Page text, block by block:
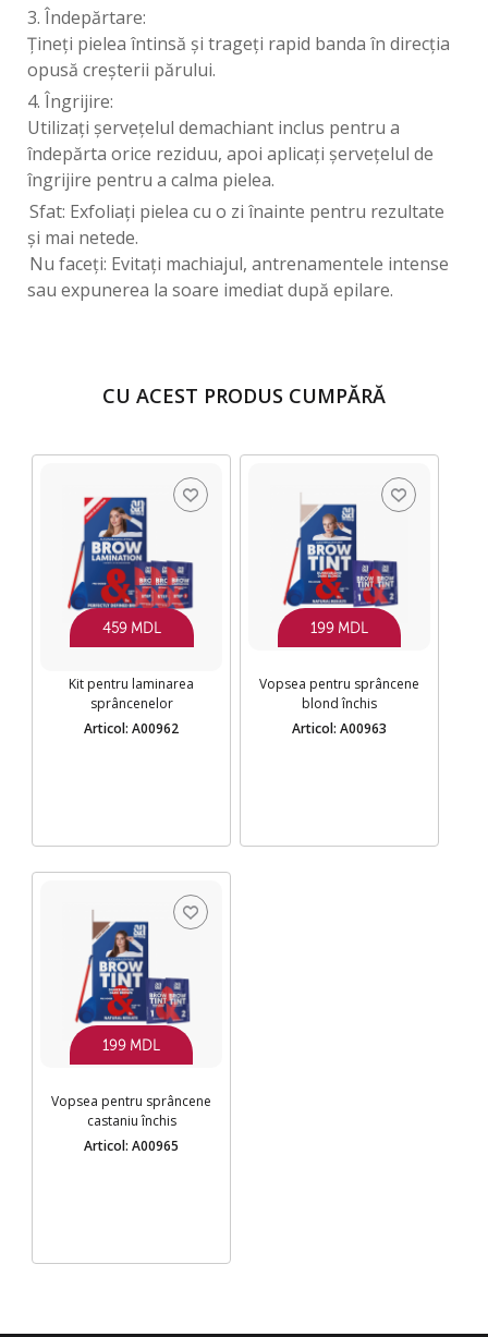
3. Îndepărtare:
Țineți pielea întinsă și trageți rapid banda în direcția
opusă creșterii părului.
4. Îngrijire:
Utilizați șervețelul demachiant inclus pentru a
îndepărta orice reziduu, apoi aplicați șervețelul de
îngrijire pentru a calma pielea.
Sfat: Exfoliați pielea cu o zi înainte pentru rezultate
și mai netede.
Nu faceți: Evitați machiajul, antrenamentele intense
sau expunerea la soare imediat după epilare.
CU ACEST PRODUS CUMPĂRĂ
459 MDL
Kit pentru laminarea
sprâncenelor
Articol: A00962
199 MDL
Vopsea pentru sprâncene
blond închis
Articol: A00963
199 MDL
Vopsea pentru sprâncene
castaniu închis
Articol: A00965